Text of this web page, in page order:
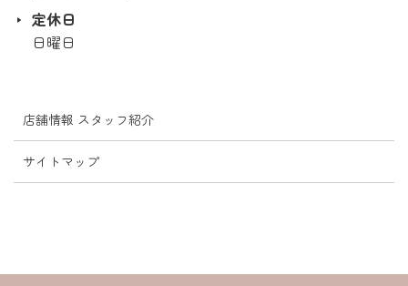
定休日
日曜日
店舗情報 スタッフ紹介
サイトマップ